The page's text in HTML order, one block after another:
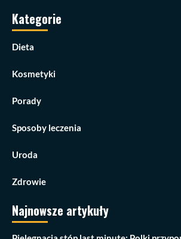
Kategorie
Dieta
Kosmetyki
Porady
Sposoby leczenia
Uroda
Zdrowie
Najnowsze artykuły